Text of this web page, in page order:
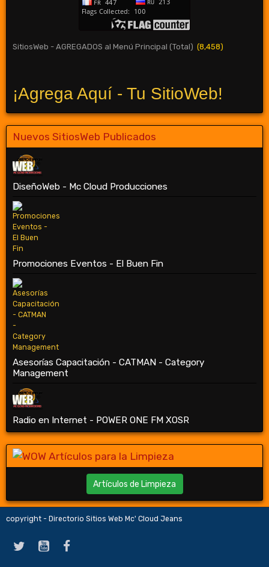
SitiosWeb - AGREGADOS al Menú Principal (Total) (8,458)
¡Agrega Aquí - Tu SitioWeb!
Nuevos SitiosWeb Publicados
DiseñoWeb - Mc Cloud Producciones
Promociones Eventos - El Buen Fin
Asesorías Capacitación - CATMAN - Category
Management
Radio en Internet - POWER ONE FM XOSR
Artículos de Limpieza
copyright - Directorio Sitios Web Mc' Cloud Jeans